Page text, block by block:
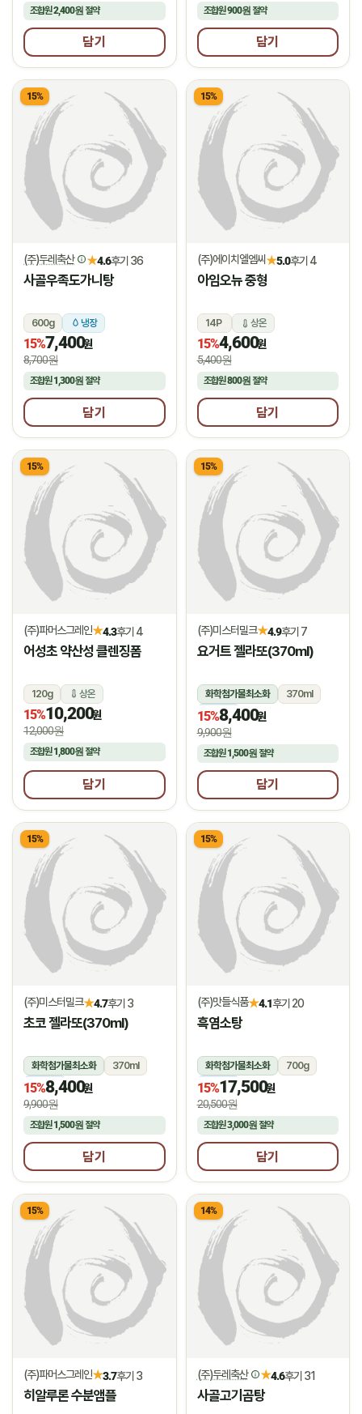
조합원2,400원 절약
담기
조합원900원절약
담기
15%
(주)두레축산 ★4.6후기 36
사골우족도가니탕
600g 냉장
15%7,400원
8,700원
조합원1,300원 절약
담기
15%
(주)에이치엘엠씨★5.0후기 4
아임오뉴 중형
14P 상온
15%4,600원
5,400원
조합원800원절약
담기
15%
(주)파머스그레인★4.3후기 4
어성초 약산성 클렌징폼
120g 상온
15%10,200원
12,000원
조합원1,800원 절약
담기
15%
(주)미스터밀크★4.9후기 7
요거트 젤라또(370ml)
화학첨가물최소화
370ml
냉동
15%8,400원
9,900원
조합원1,500원절약
담기
15%
(주)미스터밀크★4.7후기 3
초코 젤라또(370ml)
화학첨가물최소화
370ml
냉동
15%8,400원
9,900원
조합원1,500원 절약
담기
15%
(주)맛들식품★4.1후기 20
흑염소탕
화학첨가물최소화
700g
냉동
15%17,500원
20,500원
조합원3,000원절약
담기
15%
(주)파머스그레인★3.7후기 3
히알루론 수분앰플
14%
(주)두레축산 ★4.6후기 31
사골고기곰탕